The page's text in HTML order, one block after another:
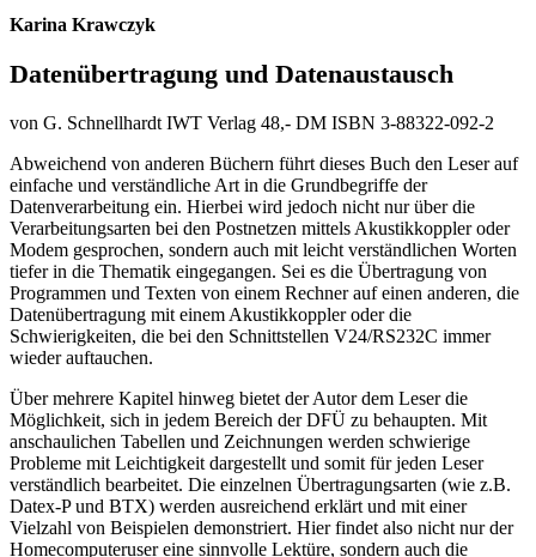
Karina Krawczyk
Datenübertragung und Datenaustausch
von G. Schnellhardt IWT Verlag 48,- DM ISBN 3-88322-092-2
Abweichend von anderen Büchern führt dieses Buch den Leser auf
einfache und verständliche Art in die Grundbegriffe der
Datenverarbeitung ein. Hierbei wird jedoch nicht nur über die
Verarbeitungsarten bei den Postnetzen mittels Akustikkoppler oder
Modem gesprochen, sondern auch mit leicht verständlichen Worten
tiefer in die Thematik eingegangen. Sei es die Übertragung von
Programmen und Texten von einem Rechner auf einen anderen, die
Datenübertragung mit einem Akustikkoppler oder die
Schwierigkeiten, die bei den Schnittstellen V24/RS232C immer
wieder auftauchen.
Über mehrere Kapitel hinweg bietet der Autor dem Leser die
Möglichkeit, sich in jedem Bereich der DFÜ zu behaupten. Mit
anschaulichen Tabellen und Zeichnungen werden schwierige
Probleme mit Leichtigkeit dargestellt und somit für jeden Leser
verständlich bearbeitet. Die einzelnen Übertragungsarten (wie z.B.
Datex-P und BTX) werden ausreichend erklärt und mit einer
Vielzahl von Beispielen demonstriert. Hier findet also nicht nur der
Homecomputeruser eine sinnvolle Lektüre, sondern auch die